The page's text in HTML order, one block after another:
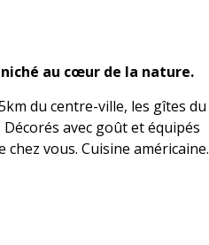
au cœur de la nature.
du centre-ville, les gîtes du
avec goût et équipés
vous. Cuisine américaine.